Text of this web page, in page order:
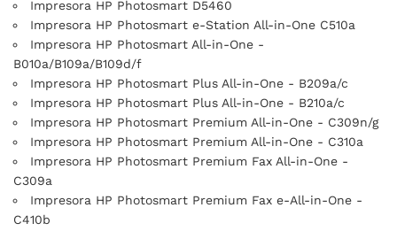
Impresora HP Photosmart D5460
Impresora HP Photosmart e-Station All-in-One C510a
Impresora HP Photosmart All-in-One -
B010a/B109a/B109d/f
Impresora HP Photosmart Plus All-in-One - B209a/c
Impresora HP Photosmart Plus All-in-One - B210a/c
Impresora HP Photosmart Premium All-in-One - C309n/g
Impresora HP Photosmart Premium All-in-One - C310a
Impresora HP Photosmart Premium Fax All-in-One -
C309a
Impresora HP Photosmart Premium Fax e-All-in-One -
C410b